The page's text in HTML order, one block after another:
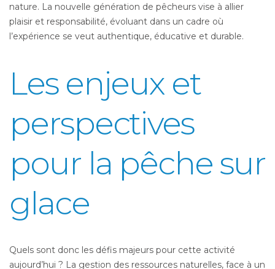
nature. La nouvelle génération de pêcheurs vise à allier
plaisir et responsabilité, évoluant dans un cadre où
l’expérience se veut authentique, éducative et durable.
Les enjeux et
perspectives
pour la pêche sur
glace
Quels sont donc les défis majeurs pour cette activité
aujourd’hui ? La gestion des ressources naturelles, face à un